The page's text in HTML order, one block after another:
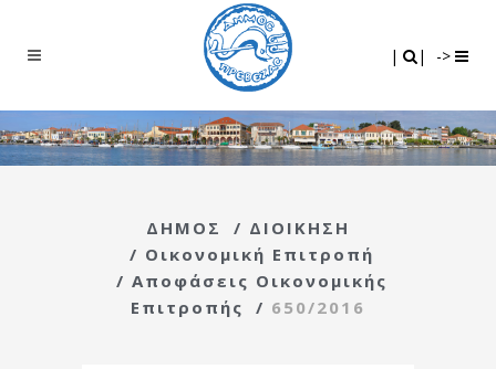
| | ->
ΔΗΜΟΣ / ΔΙΟΙΚΗΣΗ
/ Οικονομική Επιτροπή
/ Αποφάσεις Οικονομικής
Επιτροπής
/ 650/2016